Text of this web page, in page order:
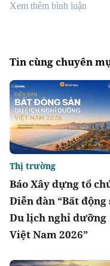
Xem thêm bình luận
Tin cùng chuyên
Báo Xây dựng tổ
Diễn đàn “Bất động
Du lịch nghỉ dưỡng
Việt Nam 2026”
Thị trường